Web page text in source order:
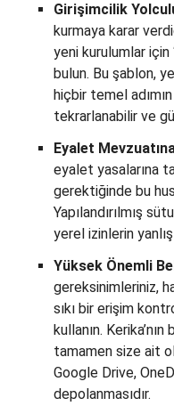
Girişimcilik
kurmaya karar
yeni kurulumlar için
bulun. Bu şablon,
hiçbir temel
tekrarlanabilir ve
Eyalet
eyalet yasalarına
gerektiğinde bu
Yapılandırılmış
yerel izinlerin
Yüksek Önemli
gereksinimleriniz,
sıkı bir erişim
kullanın.
tamamen size ait
Google Drive,
depolanmasıdır.